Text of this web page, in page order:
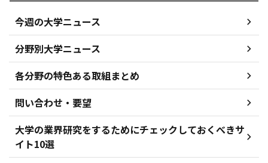
今週の大学ニュース
分野別大学ニュース
各分野の特色ある取組まとめ
問い合わせ・要望
大学の業界研究をするためにチェックしておくべきサ
イト10選